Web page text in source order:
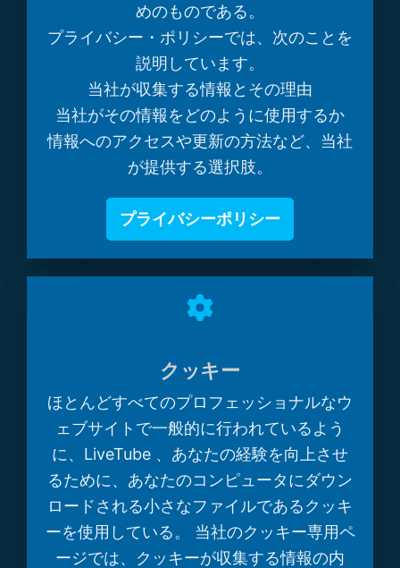
めのものである。
プライバシー・ポリシーでは、次のことを
説明しています。
当社が収集する情報とその理由
当社がその情報をどのように使用するか
情報へのアクセスや更新の方法など、当社
が提供する選択肢。
プライバシーポリシー
クッキー
ほとんどすべてのプロフェッショナルなウ
ェブサイトで一般的に行われているよう
に、LiveTube 、あなたの経験を向上させ
るために、あなたのコンピュータにダウン
ロードされる小さなファイルであるクッキ
ーを使用している。 当社のクッキー専用ペ
ージでは、クッキーが収集する情報の内